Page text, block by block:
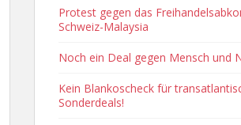
Protest gegen das
Schweiz-Malaysia
Noch ein Deal gegen Mensch und
Kein Blankoscheck für
Sonderdeals!